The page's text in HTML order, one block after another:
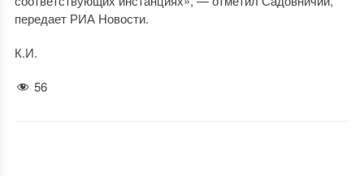
передает РИА Новости.
К.И.
56